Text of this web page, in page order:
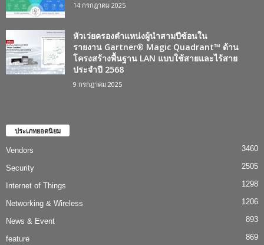
14 กรกฎาคม 2025
หัวเว่ยครองตำแหน่งผู้นำสามปีซ้อนใน
รายงาน Gartner® Magic Quadrant™ ด้าน
โครงสร้างพื้นฐาน LAN แบบใช้สายและไร้สาย
ประจำปี 2568
9 กรกฎาคม 2025
ประเภทยอดนิยม
Vendors 3460
Security 2505
Internet of Things 1298
Networking & Wireless 1206
News & Event 893
feature 869